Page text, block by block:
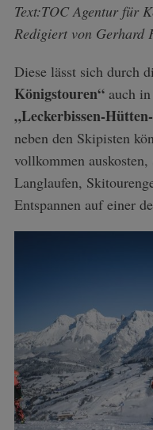
Text:TOC Agentur für
Redigiert von Gerhard
Diese lässt sich durch
Königstouren“auch in
„Leckerbissen-
neben den Skipisten
vollkommen
Langlaufen,
Entspannen auf einer